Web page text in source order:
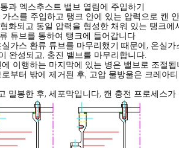
과 엑스추스트 밸브 열림에 주입하기
스를 주입하고 탱크 안에 있는 압력으로 캔
화되고 동일 압력을 형성한 채워 있는 탱크
튜브를 통하여 탱크에 들어갑니다
가스 환류 튜브를 마무리했기 때문에, 온실
완성되고, 충진 밸브를 마무리합니다.
이행하는 마지막에 있는 병은 밸브로 조절
부터 밖에 제거된 후, 고압 물방울은 크레
밀봉한 후, 세포막입니다, 캔 충전 프로세스